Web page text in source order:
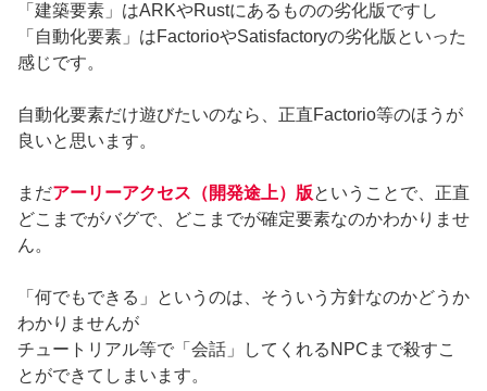
「建築要素」はARKやRustにあるものの劣化版ですし
「自動化要素」はFactorioやSatisfactoryの劣化版といった
感じです。
自動化要素だけ遊びたいのなら、正直Factorio等のほうが
良いと思います。
まだアーリーアクセス（開発途上）版ということで、正直
どこまでがバグで、どこまでが確定要素なのかわかりませ
ん。
「何でもできる」というのは、そういう方針なのかどうか
わかりませんが
チュートリアル等で「会話」してくれるNPCまで殺すこ
とができてしまいます。